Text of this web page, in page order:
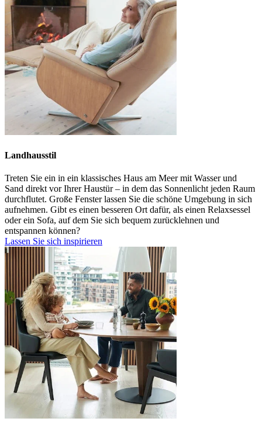
Landhausstil
Treten Sie ein in ein klassisches Haus am Meer mit Wasserund
Sand direkt vor Ihrer Haustür– in dem das Sonnenlicht jeden Raum
durchflutet. Große Fenster lassen Sie die schöne Umgebung in sich
aufnehmen. Gibt es einen ​​besseren Ort dafür, als einen Relaxsessel
oder ein Sofa, auf dem Sie sich bequem zurücklehnen und
entspannen können?
Lassen Sie sich inspirieren